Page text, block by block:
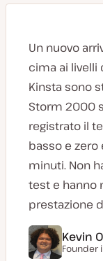
Un nuovo
cima ai livelli
Kinsta sono
Storm 2000
registrato il
basso e
minuti. Non
test e hanno
prestazione
Kevin
Founder